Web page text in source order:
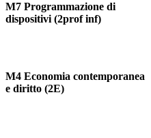
M7 Programmazione di
dispositivi (2prof inf)
M4 Economia contemporanea
e diritto (2E)